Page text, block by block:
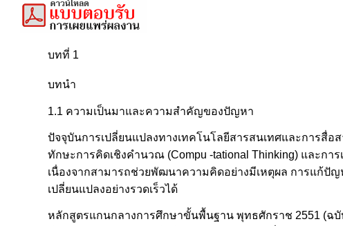
บทที่ 1
บทนำ
1.1 ความเป็นมาและความสำคัญของปัญหา
ปัจจุบันการเปลี่ยนแปลงทางเทคโนโลยีสารสนเทศและการสื่
ทักษะการคิดเชิงคำนวณ (Compu -tational Thinking) และกา
เนื่องจากสามารถช่วยพัฒนาความคิดอย่างมีเหตุผล การแก้ปั
เปลี่ยนแปลงอย่างรวดเร็วได้
หลักสูตรแกนกลางการศึกษาขั้นพื้นฐาน พุทธศักราช 2551 (ฉบั